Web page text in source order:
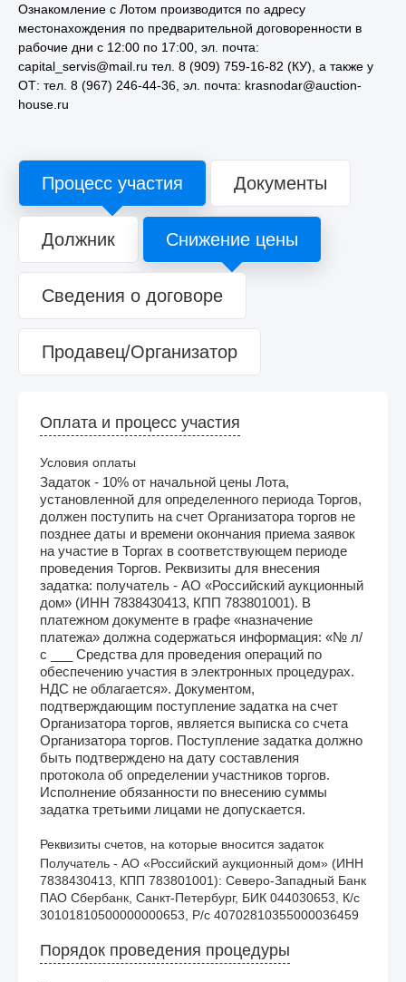
Ознакомление с Лотом производится по адресу
местонахождения по предварительной договоренности в
рабочие дни с 12:00 по 17:00, эл. почта:
capital_servis@mail.ru тел. 8 (909) 759-16-82 (КУ), а также у
ОТ: тел. 8 (967) 246-44-36, эл. почта: krasnodar@auction-
house.ru
Процесс участия Документы
Должник Снижение цены
Сведения о договоре
Продавец/Организатор
Оплата и процесс участия
Условия оплаты
Задаток - 10% от начальной цены Лота,
установленной для определенного периода Торгов,
должен поступить на счет Организатора торгов не
позднее даты и времени окончания приема заявок
на участие в Торгах в соответствующем периоде
проведения Торгов. Реквизиты для внесения
задатка: получатель - АО «Российский аукционный
дом» (ИНН 7838430413, КПП 783801001). В
платежном документе в графе «назначение
платежа» должна содержаться информация: «№ л/
с ___ Средства для проведения операций по
обеспечению участия в электронных процедурах.
НДС не облагается». Документом,
подтверждающим поступление задатка на счет
Организатора торгов, является выписка со счета
Организатора торгов. Поступление задатка должно
быть подтверждено на дату составления
протокола об определении участников торгов.
Исполнение обязанности по внесению суммы
задатка третьими лицами не допускается.
Реквизиты счетов, на которые вносится задаток
Получатель - АО «Российский аукционный дом» (ИНН
7838430413, КПП 783801001): Северо-Западный Банк
ПАО Сбербанк, Санкт-Петербург, БИК 044030653, К/с
30101810500000000653, Р/с 40702810355000036459
Порядок проведения процедуры